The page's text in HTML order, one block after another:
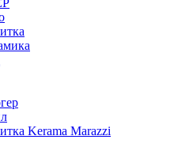
Kerama Marazzi